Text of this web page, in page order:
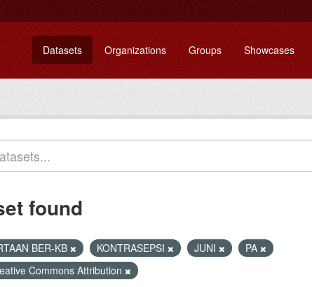
Datasets Organizations Groups Showcases
found
BER-KB KONTRASEPSI JUNI
PA
Commons Attribution